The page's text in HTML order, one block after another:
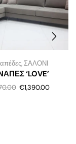
,ΣΑΛΟΝΙ
‘LOVE’
€1,390.00